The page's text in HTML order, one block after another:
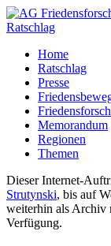
Home
Ratschlag
Presse
Memorandum
Regionen
Themen
Dieser Internet-
Strutynski, bis auf
weiterhin als Archiv
Verfügung.